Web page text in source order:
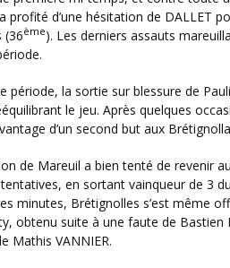
profité d’une hésitation de DALLET
(36ème). Les derniers assauts
le jeu. Après quelques
d’un second but aux
en sortant vainqueur de 3
minutes, Brétignolles s’est même
obtenu suite à une faute de Bastien
Mathis VANNIER.